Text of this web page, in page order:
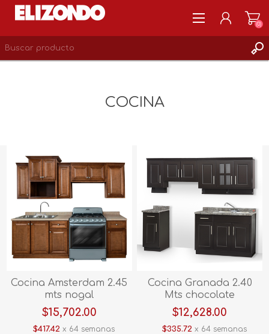
(0)
COCINA
Cocina Amsterdam 2.45
mts nogal
$15,702.00
$417.42 x 64 semanas
Cocina Granada 2.40
Mts chocolate
$12,628.00
$335.72 x 64 semanas